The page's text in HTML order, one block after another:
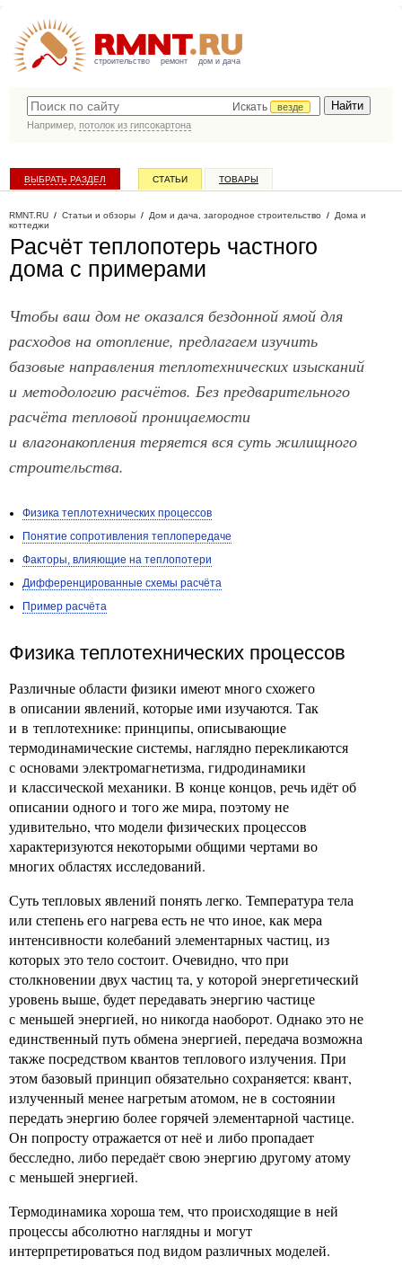
строительство ремонт дом и дача
Искать
везде
Например, потолок из гипсокартона
ВЫБРАТЬ РАЗДЕЛ СТАТЬИ ТОВАРЫ
RMNT.RU / Статьи и обзоры / Дом и дача, загородное строительство / Дома и
коттеджи
Расчёт теплопотерь частного
дома с примерами
Чтобы ваш дом не оказался бездонной ямой для
расходов на отопление, предлагаем изучить
базовые направления теплотехнических изысканий
и методологию расчётов. Без предварительного
расчёта тепловой проницаемости
и влагонакопления теряется вся суть жилищного
строительства.
Физика теплотехнических процессов
Понятие сопротивления теплопередаче
Факторы, влияющие на теплопотери
Дифференцированные схемы расчёта
Пример расчёта
Физика теплотехнических процессов
Различные области физики имеют много схожего
в описании явлений, которые ими изучаются. Так
и в теплотехнике: принципы, описывающие
термодинамические системы, наглядно перекликаются
с основами электромагнетизма, гидродинамики
и классической механики. В конце концов, речь идёт об
описании одного и того же мира, поэтому не
удивительно, что модели физических процессов
характеризуются некоторыми общими чертами во
многих областях исследований.
Суть тепловых явлений понять легко. Температура тела
или степень его нагрева есть не что иное, как мера
интенсивности колебаний элементарных частиц, из
которых это тело состоит. Очевидно, что при
столкновении двух частиц та, у которой энергетический
уровень выше, будет передавать энергию частице
с меньшей энергией, но никогда наоборот. Однако это не
единственный путь обмена энергией, передача возможна
также посредством квантов теплового излучения. При
этом базовый принцип обязательно сохраняется: квант,
излученный менее нагретым атомом, не в состоянии
передать энергию более горячей элементарной частице.
Он попросту отражается от неё и либо пропадает
бесследно, либо передаёт свою энергию другому атому
с меньшей энергией.
Термодинамика хороша тем, что происходящие в ней
процессы абсолютно наглядны и могут
интерпретироваться под видом различных моделей.